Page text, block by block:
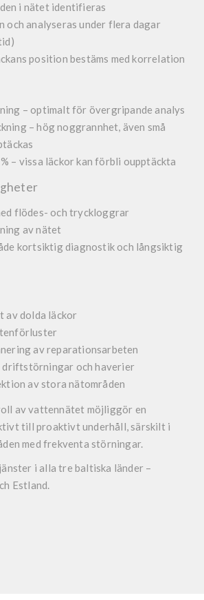
i nätet identifieras
och analyseras under flera dagar
position bestäms med korrelation
– optimalt för övergripande analys
– hög noggrannhet, även små
– vissa läckor kan förbli oupptäckta
flödes- och tryckloggrar
av nätet
kortsiktig diagnostik och långsiktig
av dolda läckor
av reparationsarbeten
driftstörningar och haverier
av stora nätområden
av vattennätet möjliggör en
till proaktivt underhåll, särskilt i
med frekventa störningar.
i alla tre baltiska länder –
Estland.